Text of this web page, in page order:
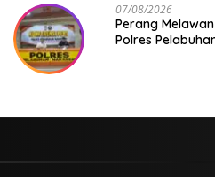
07/08/2026
Perang
Polres